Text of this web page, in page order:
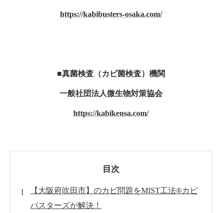
https://kabibusters-osaka.com/
■真菌検査（カビ菌検査）機関
一般社団法人微生物対策協会
https://kabikensa.com/
目次
【大阪府吹田市】のカビ問題をMIST工法®カビ
バスターズが解決！